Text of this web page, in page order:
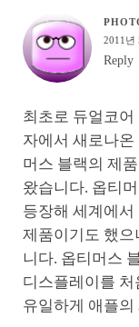
2011년
Reply
최초로 듀얼코
자에서 새로나온
머스 블랙의 제
왔습니다. 옵티
등장해 세계에
제품이기도 했으
니다. 옵티머스
디스플레이를
유일하게 애플의